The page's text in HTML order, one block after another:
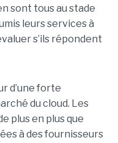
sont tous au stade
leurs services à
s’ils répondent
d’une forte
du cloud. Les
plus en plus que
à des fournisseurs